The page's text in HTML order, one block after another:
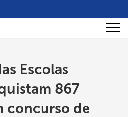
Áreas
Escolas
867
concurso de